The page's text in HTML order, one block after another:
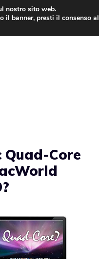
Quad-Core
nostro sito web.
il banner, presti il